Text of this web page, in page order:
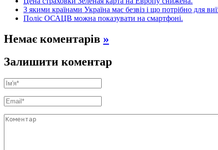
З якими країнами Україна має безвіз і що потрібно для
Поліс ОСАЦВ можна показувати на смартфоні.
Немає коментарів »
Залишити коментар